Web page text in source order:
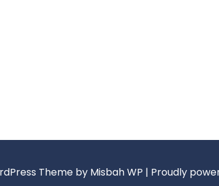
Theme by Misbah WP | Proudly